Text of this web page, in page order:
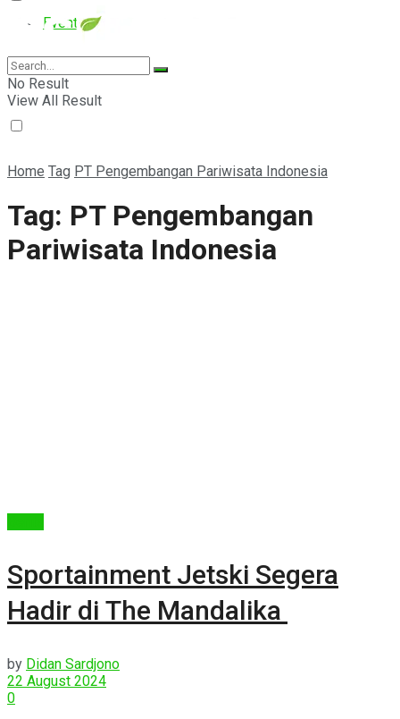
Event
E-Magazine
No Result
View All Result
Home Tag PT Pengembangan Pariwisata Indonesia
Tag: PT Pengembangan
Pariwisata Indonesia
Sportainment Jetski Segera
Hadir di The Mandalika
by Didan Sardjono
22 August 2024
0